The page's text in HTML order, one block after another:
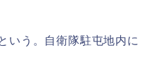
いう。自衛隊駐屯地内に